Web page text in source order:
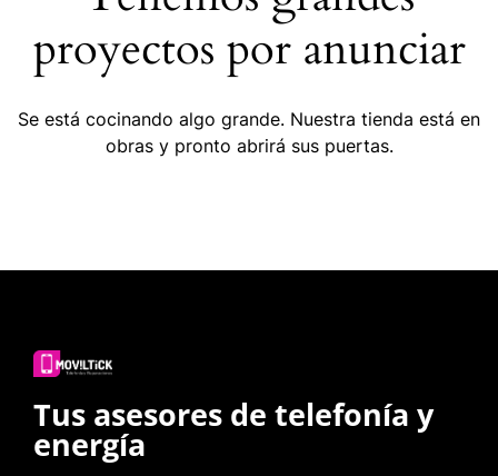
proyectos por anunciar
Se está cocinando algo grande. Nuestra tienda está en
obras y pronto abrirá sus puertas.
Tus asesores de telefonía y
energía